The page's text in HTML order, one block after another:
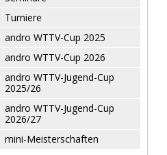
Turniere
andro WTTV-Cup 2025
andro WTTV-Cup 2026
andro WTTV-Jugend-Cup
2025/26
andro WTTV-Jugend-Cup
2026/27
mini-Meisterschaften